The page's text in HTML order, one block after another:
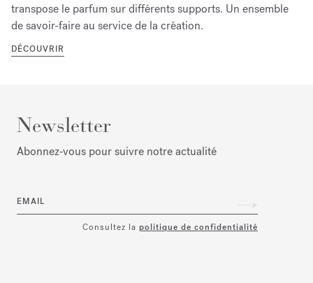
transpose le parfum sur différents supports. Un ensemble
de savoir-faire au service de la création.
DÉCOUVRIR
Newsletter
Abonnez‑vous pour suivre notre actualité
EMAIL
Consultez la politique de confidentialité